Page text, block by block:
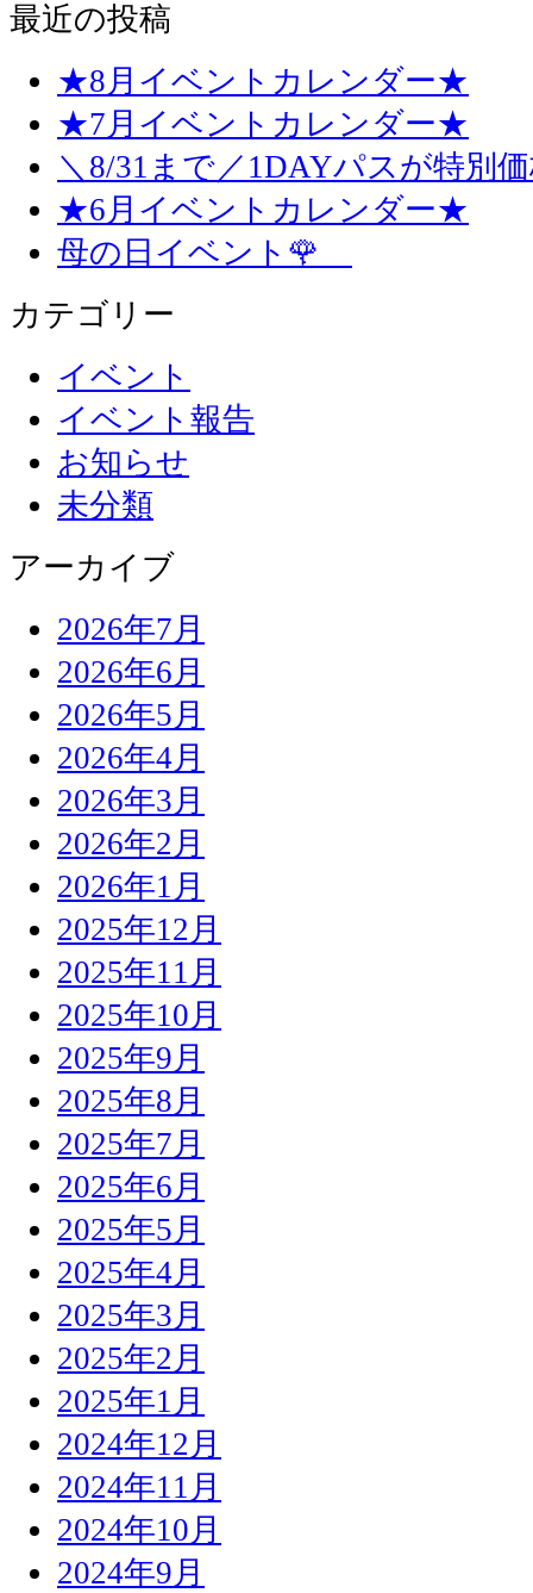
最近の投稿
★8月イベントカレンダー★
★7月イベントカレンダー★
＼8/31まで／1DAYパスが特別
★6月イベントカレンダー★
母の日イベント🌹
カテゴリー
イベント
イベント報告
お知らせ
未分類
アーカイブ
2026年7月
2026年6月
2026年5月
2026年4月
2026年3月
2026年2月
2026年1月
2025年12月
2025年11月
2025年10月
2025年9月
2025年8月
2025年7月
2025年6月
2025年5月
2025年4月
2025年3月
2025年2月
2025年1月
2024年12月
2024年11月
2024年10月
2024年9月